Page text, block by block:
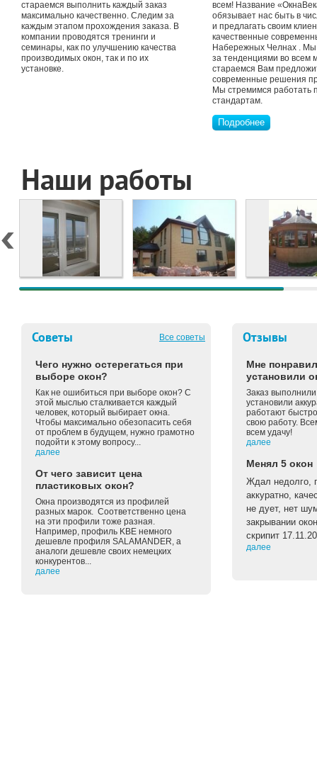
стараемся выполнить каждый заказ
максимально качественно. Следим за
каждым этапом прохождения заказа. В
компании проводятся тренинги и
семинары, как по улучшению качества
производимых окон, так и по их
установке.
всем! Название
обязывает нас быть в
и предлагать своим
качественные
Набережных Челнах . Мы
за тенденциями во всем
стараемся Вам
современные решения
Мы стремимся работать
стандартам.
Подробнее
Наши работы
Советы Все советы
Чего нужно остерегаться при
выборе окон?
Как не ошибиться при выборе окон? С
этой мыслью сталкивается каждый
человек, который выбирает окна.
Чтобы максимально обезопасить себя
от проблем в будущем, нужно грамотно
подойти к этому вопросу...
далее
От чего зависит цена
пластиковых окон?
Окна производятся из профилей
разных марок. Соответственно цена
на эти профили тоже разная.
Например, профиль KBE немного
дешевле профиля SALAMANDER, а
аналоги дешевле своих немецких
конкурентов...
далее
Отзывы
Мне
установили
Заказ
установили
работают
свою работу.
всем удачу!
далее
Менял 5 окон
Ждал недолго,
аккуратно,
не дует, нет
закрывании
скрипит
далее